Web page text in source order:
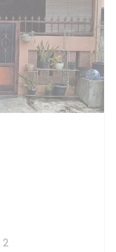
2